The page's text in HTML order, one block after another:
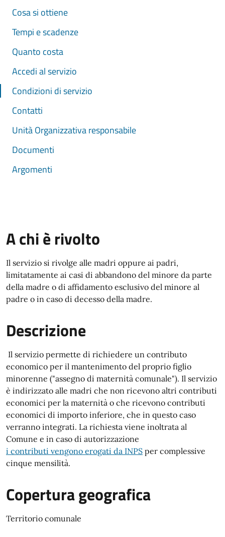
Cosa si ottiene
Tempi e scadenze
Quanto costa
Accedi al servizio
Condizioni di servizio
Contatti
Unità Organizzativa responsabile
Documenti
Argomenti
A chi è rivolto
Il servizio si rivolge alle madri oppure ai padri,
limitatamente ai casi di abbandono del minore da parte
della madre o di affidamento esclusivo del minore al
padre o in caso di decesso della madre.
Descrizione
Il servizio permette di richiedere un contributo
economico per il mantenimento del proprio figlio
minorenne ("assegno di maternità comunale"). Il servizio
è indirizzato alle madri che non ricevono altri contributi
economici per la maternità o che ricevono contributi
economici di importo inferiore, che in questo caso
verranno integrati. La richiesta viene inoltrata al
Comune e in caso di autorizzazione
i contributi vengono erogati da INPS per complessive
cinque mensilità.
Copertura geografica
Territorio comunale